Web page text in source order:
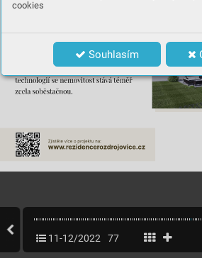
cookies
Souhlasím
11-12/2022 77